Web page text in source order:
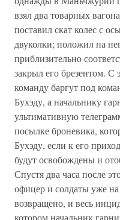
взял два товарных
поставил скат колес с
двуколки; положил на
приблизительно
закрыл его брезентом.
команду баргут под
Бухэду, а начальнику
ультимативную
посылке броневика,
Бухэду, если к его
будут освобождены и
Спустя два часа после
офицер и солдаты уже
возвращено, и весь
котором начальник